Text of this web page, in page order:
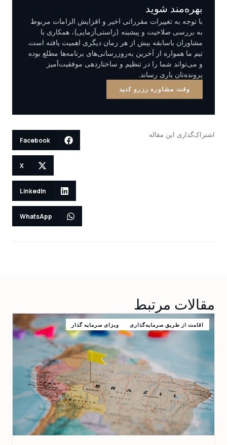
بهره‌مند شوید
با توجه به تغییرات مقرراتی اخیر و افزایش الزامات مربوط
به بررسی صلاحیت و پیشینه (راستی‌آزمایی)، همکاری با
مشاوران باسابقه بیش از هر زمان دیگری اهمیت یافته است.
تیم ما همواره از آخرین به‌روزرسانی‌های برنامه‌ها مطلع بوده
و می‌تواند شما را در تنظیم و ساختاردهی موفقیت‌آمیز
پرونده‌تان یاری رساند.
وقت مشاوره رزرو کنید
اشتراک‌گذاری این مقاله
Facebook
X
LinkedIn
WhatsApp
مقالات مرتبط
اقامت از طریق سرمایه‌گذاری ویزای سرمایه گذار